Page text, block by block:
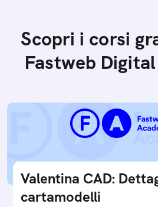
Scopri i corsi
Fastweb
Valentina CAD:
cartamodelli